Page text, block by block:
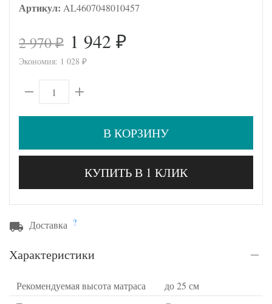
Артикул: AL4607048010457
2 970₽ 1 942 ₽
Экономия: 1 028 ₽
В КОРЗИНУ
КУПИТЬ В 1 КЛИК
Доставка ?
Характеристики
Рекомендуемая высота матраса
до 25 см